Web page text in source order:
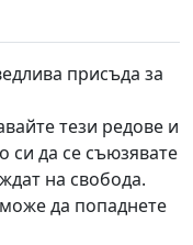
присъда за
тези редове и
си да се съюзявате
на свобода.
да попаднете